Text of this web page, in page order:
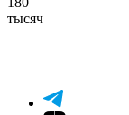
тысяч